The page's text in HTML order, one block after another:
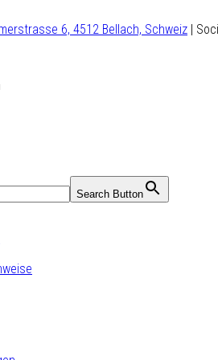
6, 4512 Bellach, Schweiz |
Search Button